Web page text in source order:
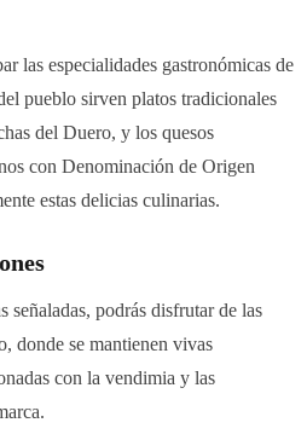
las especialidades gastronómicas de
pueblo sirven platos tradicionales
del Duero, y los quesos
con Denominación de Origen
estas delicias culinarias.
señaladas, podrás disfrutar de las
donde se mantienen vivas
con la vendimia y las